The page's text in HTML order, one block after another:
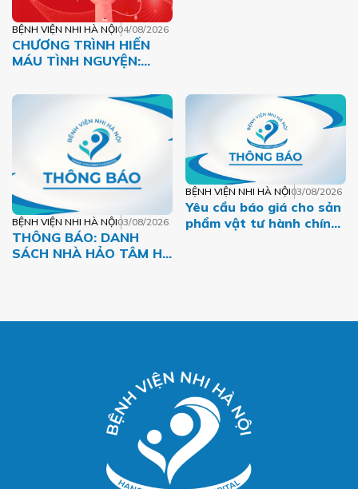
BỆNH VIỆN NHI HÀ NỘI04/08/2026
CHƯƠNG TRÌNH HIẾN
MÁU TÌNH NGUYỆN:
TÁM – MỘT DÒNG MÁU
BỆNH VIỆN NHI HÀ NỘI03/08/2026
THÔNG BÁO: DANH
SÁCH NHÀ HẢO TÂM HỖ
BỆNH VIỆN NHI HÀ NỘI03/08/2026
Yêu cầu báo giá cho sản
phẩm vật tư hành chính